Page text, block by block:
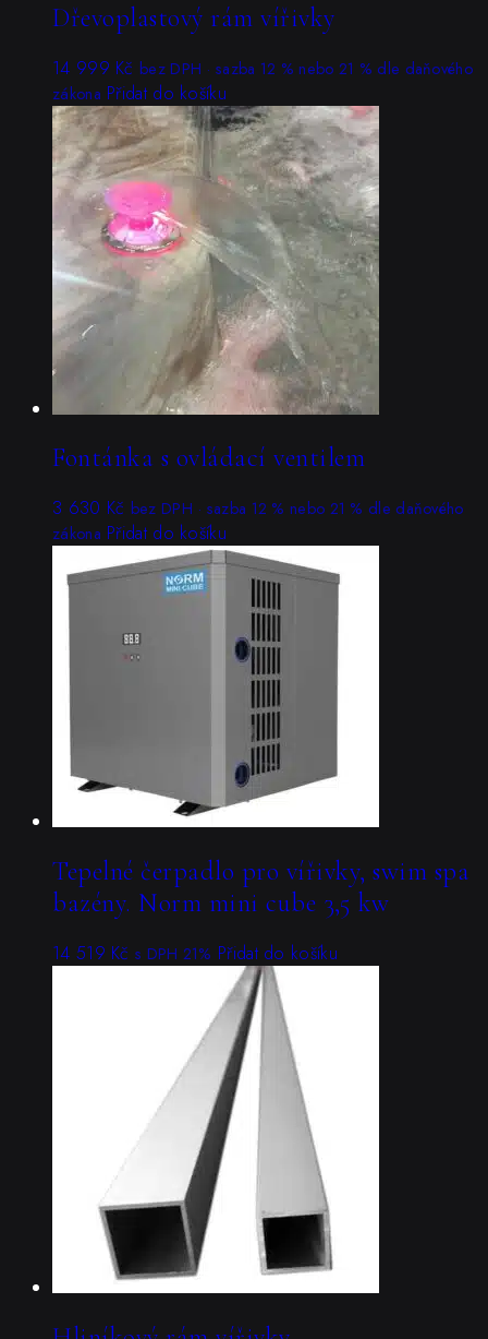
Dřevoplastový rám vířivky
14 999 Kč bez DPH · sazba 12 % nebo 21 % dle daňového
zákona Přidat do košíku
Fontánka s ovládací ventilem
3 630 Kč bez DPH · sazba 12 % nebo 21 % dle daňového
zákona Přidat do košíku
Tepelné čerpadlo pro vířivky, swim spa
bazény. Norm mini cube 3,5 kw
14 519 Kč s DPH 21% Přidat do košíku